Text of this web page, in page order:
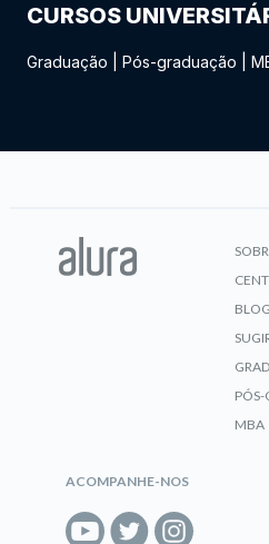
CURSOS
Graduação Pós-graduação
MBA
ACOMPANHE-NOS